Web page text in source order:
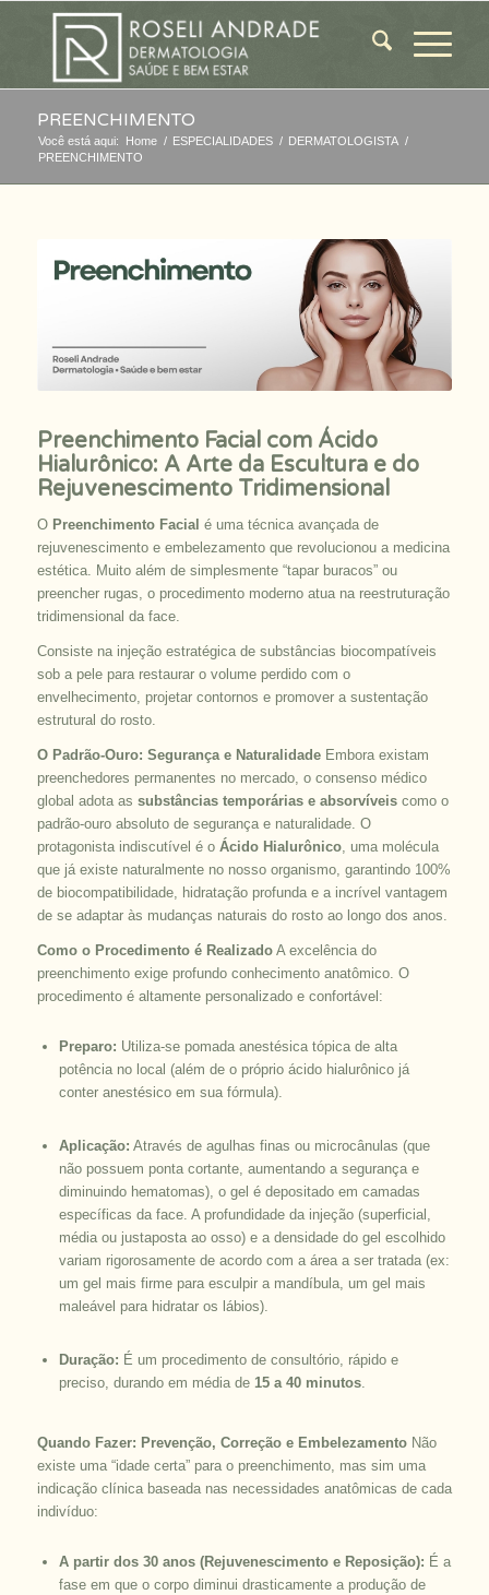
PREENCHIMENTO
Você está aqui: Home / ESPECIALIDADES / DERMATOLOGISTA /
PREENCHIMENTO
Preenchimento Facial com Ácido
Hialurônico: A Arte da Escultura e do
Rejuvenescimento Tridimensional
O Preenchimento Facial é uma técnica avançada de
rejuvenescimento e embelezamento que revolucionou a medicina
estética. Muito além de simplesmente “tapar buracos” ou
preencher rugas, o procedimento moderno atua na reestruturação
tridimensional da face.
Consiste na injeção estratégica de substâncias biocompatíveis
sob a pele para restaurar o volume perdido com o
envelhecimento, projetar contornos e promover a sustentação
estrutural do rosto.
O Padrão-Ouro: Segurança e NaturalidadeEmbora existam
preenchedores permanentes no mercado, o consenso médico
global adota as substâncias temporárias e absorvíveiscomo o
padrão-ouro absoluto de segurança e naturalidade. O
protagonista indiscutível é o Ácido Hialurônico, uma molécula
que já existe naturalmente no nosso organismo, garantindo 100%
de biocompatibilidade, hidratação profunda e a incrível vantagem
de se adaptar às mudanças naturais do rosto ao longo dos anos.
Como o Procedimento é RealizadoA excelência do
preenchimento exige profundo conhecimento anatômico. O
procedimento é altamente personalizado e confortável:
Preparo: Utiliza-se pomada anestésica tópica de alta
potência no local (além de o próprio ácido hialurônico já
conter anestésico em sua fórmula).
Aplicação: Através de agulhas finas ou microcânulas (que
não possuem ponta cortante, aumentando a segurança e
diminuindo hematomas), o gel é depositado em camadas
específicas da face. A profundidade da injeção (superficial,
média ou justaposta ao osso) e a densidade do gel escolhido
variam rigorosamente de acordo com a área a ser tratada (ex:
um gel mais firme para esculpir a mandíbula, um gel mais
maleável para hidratar os lábios).
Duração: É um procedimento de consultório, rápido e
preciso, durando em média de 15 a 40 minutos.
Quando Fazer: Prevenção, Correção e EmbelezamentoNão
existe uma “idade certa” para o preenchimento, mas sim uma
indicação clínica baseada nas necessidades anatômicas de cada
indivíduo:
A partir dos 30 anos (Rejuvenescimento e Reposição): É a
fase em que o corpo diminui drasticamente a produção de